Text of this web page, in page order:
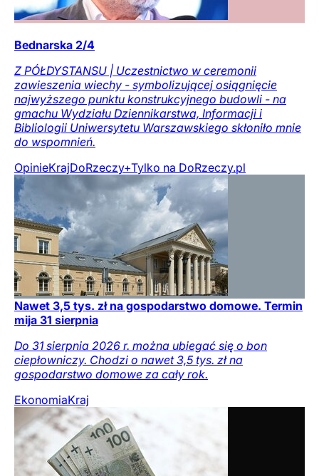
Bednarska 2/4
Z PÓŁDYSTANSU | Uczestnictwo w ceremonii
zawieszenia wiechy - symbolizującej osiągnięcie
najwyższego punktu konstrukcyjnego budowli - na
gmachu Wydziału Dziennikarstwa, Informacji i
Bibliologii Uniwersytetu Warszawskiego skłoniło mnie
do wspomnień.
OpinieKrajDoRzeczy+Tylko na DoRzeczy.pl
Nawet 3,5 tys. zł na gospodarstwo domowe. Termin
mija 31 sierpnia
Do 31 sierpnia 2026 r. można ubiegać się o bon
ciepłowniczy. Chodzi o nawet 3,5 tys. zł na
gospodarstwo domowe za cały rok.
EkonomiaKraj